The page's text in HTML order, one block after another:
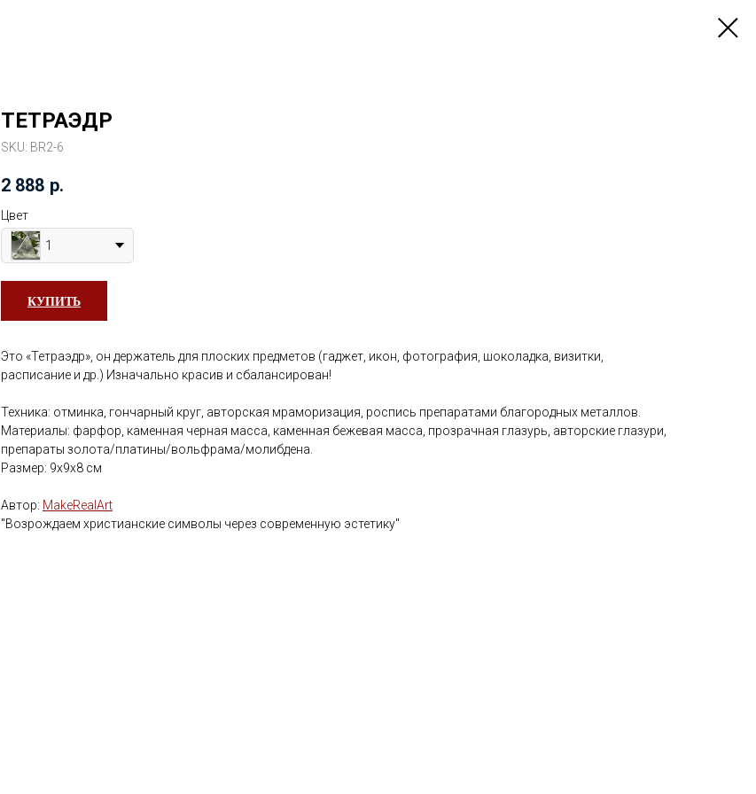
ТЕТРАЭДР
SKU: BR2-6
2 888 р.
Цвет
1
КУПИТЬ
Это «Тетраэдр», он держатель для плоских предметов (гаджет, икон, фотография, шоколадка, визитки,
расписание и др.) Изначально красив и сбалансирован!
Техника: отминка, гончарный круг, авторская мраморизация, роспись препаратами благородных металлов.
Материалы: фарфор, каменная черная масса, каменная бежевая масса, прозрачная глазурь, авторские глазури,
препараты золота/платины/вольфрама/молибдена.
Размер: 9х9х8 см
Автор: MakeRealArt
"Возрождаем христианские символы через современную эстетику"